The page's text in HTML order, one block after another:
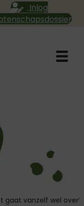
Inlog
gaat vanzelf wel over’